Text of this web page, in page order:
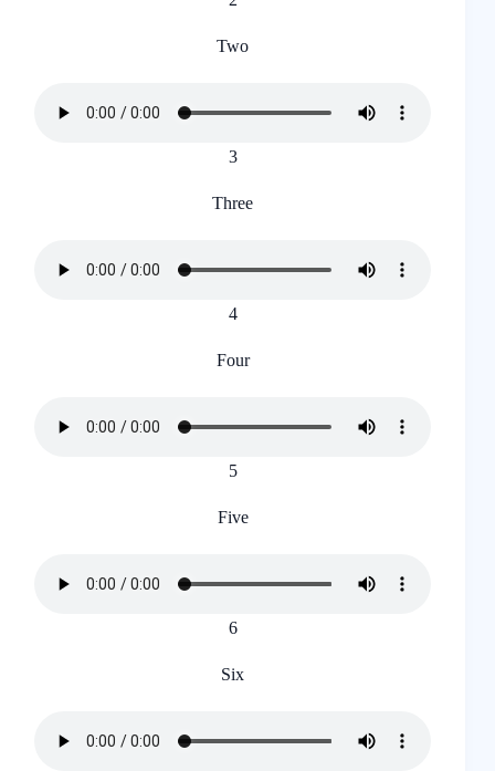
Two
3
Three
4
Four
5
Five
6
Six